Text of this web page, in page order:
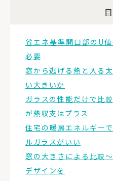
省エネ基準開口部のU
必要
窓から逃げる熱と入る
い大きいか
ガラスの性能だけで比
が熱収支はプラス
住宅の暖房エネルギー
ルガラスがいい
窓の大きさによる比較
デザインを